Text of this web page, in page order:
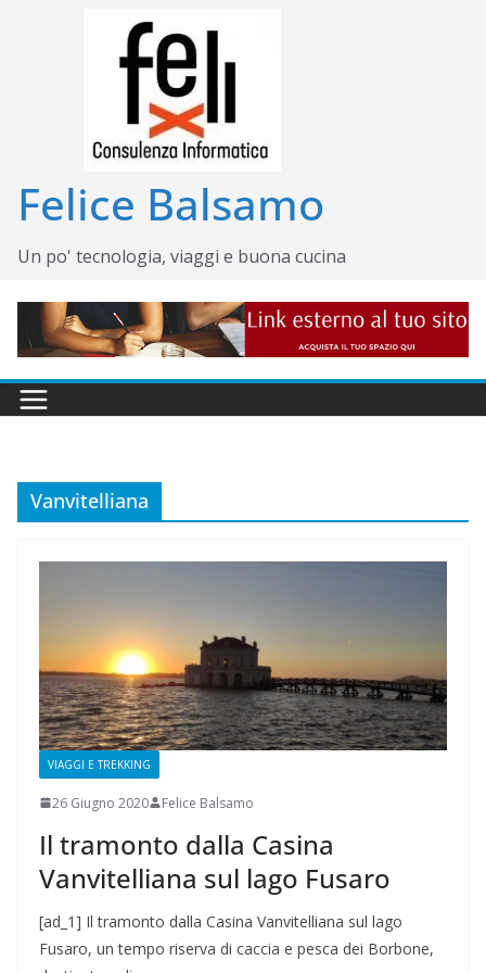
Felice Balsamo
Un po' tecnologia, viaggi e buona cucina
Vanvitelliana
VIAGGI E TREKKING
26 Giugno 2020 Felice Balsamo
Il tramonto dalla Casina
Vanvitelliana sul lago Fusaro
[ad_1] Il tramonto dalla Casina Vanvitelliana sul lago
Fusaro, un tempo riserva di caccia e pesca dei Borbone,